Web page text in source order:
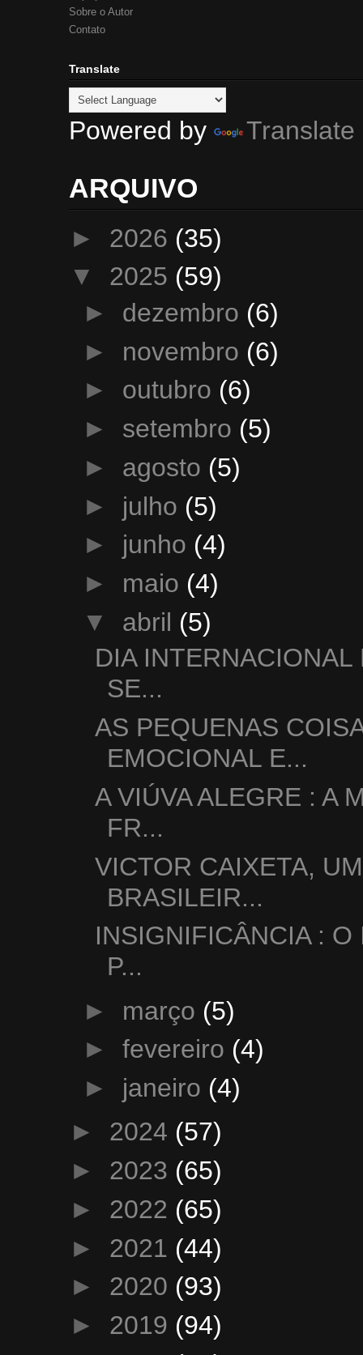
Sobre o Autor
Contato
Translate
Powered by Translate
ARQUIVO
► 2026 (35)
▼ 2025 (59)
► dezembro (6)
► novembro (6)
► outubro (6)
► setembro (5)
► agosto (5)
► julho (5)
► junho (4)
► maio (4)
▼ abril (5)
DIA INTERNACIONAL
SE...
AS PEQUENAS
EMOCIONAL E...
A VIÚVA ALEGRE : A
FR...
VICTOR CAIXETA,
BRASILEIR...
INSIGNIFICÂNCIA :
P...
► março (5)
► fevereiro (4)
► janeiro (4)
► 2024 (57)
► 2023 (65)
► 2022 (65)
► 2021 (44)
► 2020 (93)
► 2019 (94)